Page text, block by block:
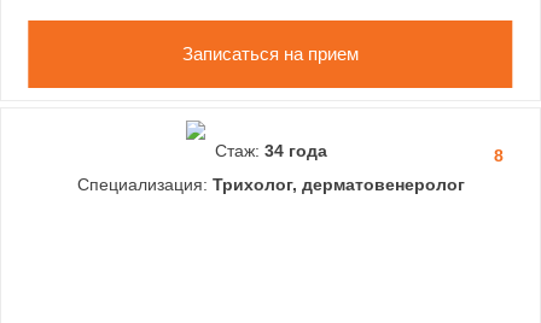
Записаться на прием
8
Стаж: 34 года
Специализация: Трихолог, дерматовенеролог